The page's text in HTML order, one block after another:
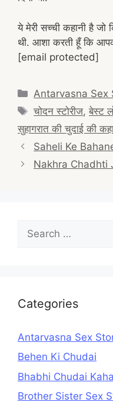
ये मेरी सच्ची कहानी है जो
थी. आशा करती हूँ कि
[email protected]
Categories
Antarvasna Sex
Tags
चोदन स्टोरीज,बेस्ट
सुहागरात की चुदाई की
Post
navigation
Saheli Ke
Nakhra Chadhti
for:
Categories
Antarvasna Sex
Behen Ki Chudai
Bhabhi Chudai
Brother Sister Sex